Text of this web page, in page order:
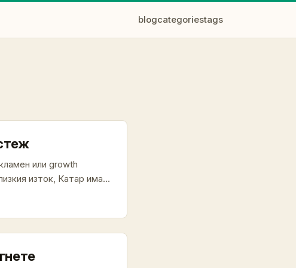
blogcategoriestags
или growth
изток, Катар има
платформи. В
своя анализ. ...